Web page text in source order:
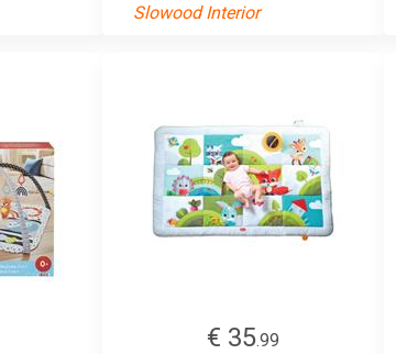
Slowood Interior
€ 35.99